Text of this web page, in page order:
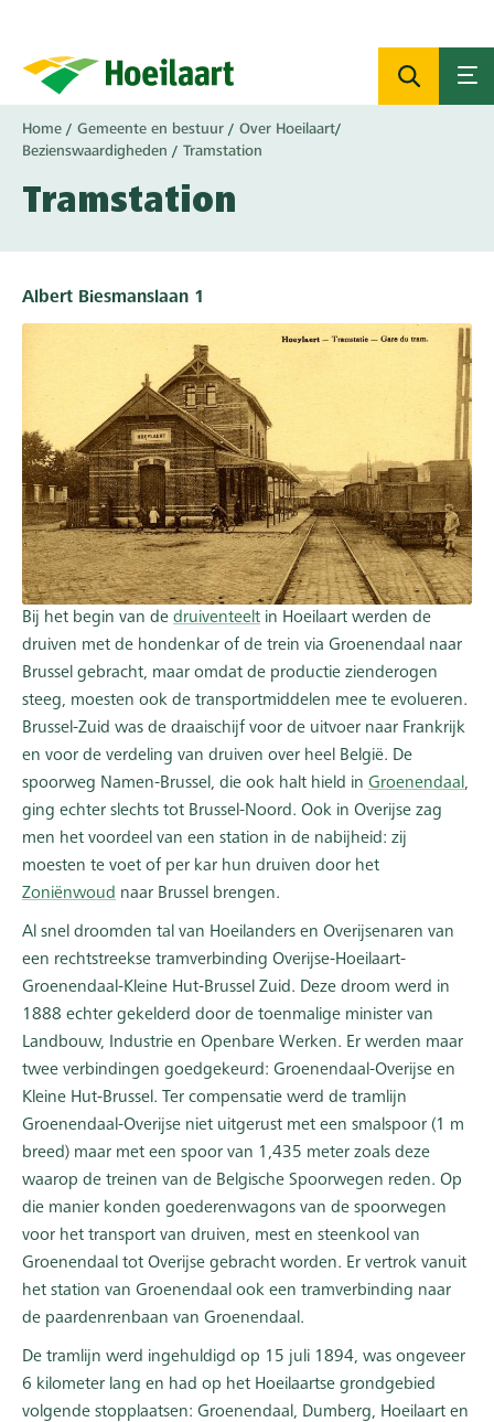
naar
inhoud
gaan
Kruimelpad
Home Gemeente en bestuur
Over Hoeilaart
Bezienswaardigheden
Tramstation
Tramstation
Albert Biesmanslaan 1
Bij het begin van de druiventeelt in Hoeilaart werden de
druiven met de hondenkar of de trein via Groenendaal naar
Brussel gebracht, maar omdat de productie zienderogen
steeg, moesten ook de transportmiddelen mee te evolueren.
Brussel-Zuid was de draaischijf voor de uitvoer naar Frankrijk
en voor de verdeling van druiven over heel België. De
spoorweg Namen-Brussel, die ook halt hield in Groenendaal ,
ging echter slechts tot Brussel-Noord. Ook in Overijse zag
men het voordeel van een station in de nabijheid: zij
moesten te voet of per kar hun druiven door het
Zoniënwoud naar Brussel brengen.
Al snel droomden tal van Hoeilanders en Overijsenaren van
een rechtstreekse tramverbinding Overijse-Hoeilaart-
Groenendaal-Kleine Hut-Brussel Zuid. Deze droom werd in
1888 echter gekelderd door de toenmalige minister van
Landbouw, Industrie en Openbare Werken. Er werden maar
twee verbindingen goedgekeurd: Groenendaal-Overijse en
Kleine Hut-Brussel. Ter compensatie werd de tramlijn
Groenendaal-Overijse niet uitgerust met een smalspoor (1 m
breed) maar met een spoor van 1,435 meter zoals deze
waarop de treinen van de Belgische Spoorwegen reden. Op
die manier konden goederenwagons van de spoorwegen
voor het transport van druiven, mest en steenkool van
Groenendaal tot Overijse gebracht worden. Er vertrok vanuit
het station van Groenendaal ook een tramverbinding naar
de paardenrenbaan van Groenendaal.
De tramlijn werd ingehuldigd op 15 juli 1894, was ongeveer
6 kilometer lang en had op het Hoeilaartse grondgebied
volgende stopplaatsen: Groenendaal, Dumberg, Hoeilaart en